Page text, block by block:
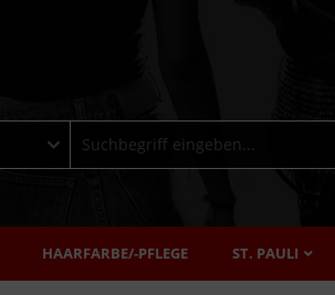
HAARFARBE/-PFLEGE ST. PAULI